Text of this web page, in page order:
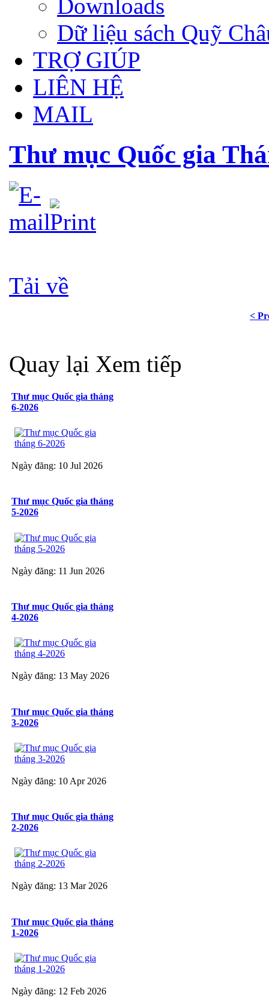
Downloads
Dữ liệu sách Quỹ
TRỢ GIÚP
LIÊN HỆ
MAIL
Thư mục Quốc gia
Tải về
<
Quay lại Xem tiếp
Thư mục Quốc gia tháng
6-2026
Ngày đăng: 10 Jul 2026
Thư mục Quốc gia tháng
5-2026
Ngày đăng: 11 Jun 2026
Thư mục Quốc gia tháng
4-2026
Ngày đăng: 13 May 2026
Thư mục Quốc gia tháng
3-2026
Ngày đăng: 10 Apr 2026
Thư mục Quốc gia tháng
2-2026
Ngày đăng: 13 Mar 2026
Thư mục Quốc gia tháng
1-2026
Ngày đăng: 12 Feb 2026